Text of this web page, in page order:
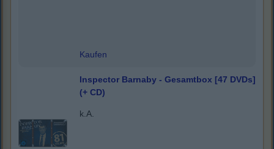
Kaufen
Inspector Barnaby - Gesamtbox [47 DVDs]
(+ CD)
k.A.